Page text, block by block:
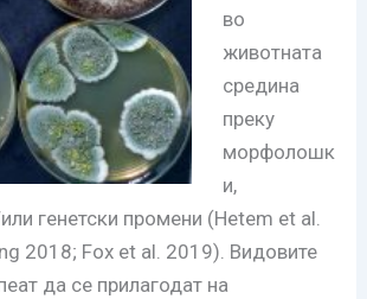
во
животната
средина
преку
морфолошк
и,
генетски промени (Hetem et al.
2018; Fox et al. 2019). Видовите
да се прилагодат на